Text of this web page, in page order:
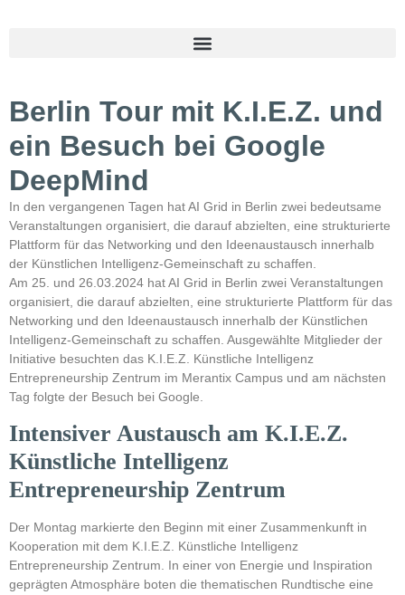
Berlin Tour mit K.I.E.Z. und
ein Besuch bei Google
DeepMind
In den vergangenen Tagen hat AI Grid in Berlin zwei bedeutsame
Veranstaltungen organisiert, die darauf abzielten, eine strukturierte
Plattform für das Networking und den Ideenaustausch innerhalb
der Künstlichen Intelligenz-Gemeinschaft zu schaffen.
Am 25. und 26.03.2024 hat AI Grid in Berlin zwei Veranstaltungen
organisiert, die darauf abzielten, eine strukturierte Plattform für das
Networking und den Ideenaustausch innerhalb der Künstlichen
Intelligenz-Gemeinschaft zu schaffen. Ausgewählte Mitglieder der
Initiative besuchten das K.I.E.Z. Künstliche Intelligenz
Entrepreneurship Zentrum im Merantix Campus und am nächsten
Tag folgte der Besuch bei Google.
Intensiver Austausch am K.I.E.Z.
Künstliche Intelligenz
Entrepreneurship Zentrum
Der Montag markierte den Beginn mit einer Zusammenkunft in
Kooperation mit dem K.I.E.Z. Künstliche Intelligenz
Entrepreneurship Zentrum. In einer von Energie und Inspiration
geprägten Atmosphäre boten die thematischen Rundtische eine